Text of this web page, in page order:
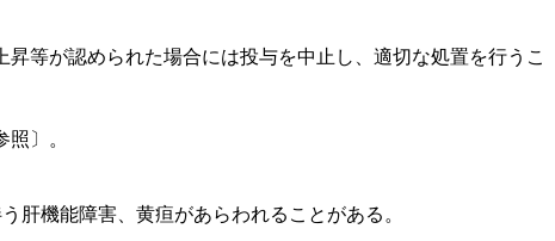
〕。
等が認められた場合には投与を中止し、適切な処置を行うこ
機能障害、黄疸があらわれることがある。